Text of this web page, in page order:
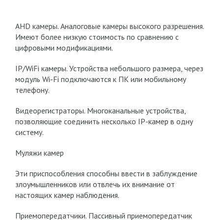
AHD камеры. Аналоговые камеры высокого разрешения.
Имеют более низкую стоимость по сравнению с
цифровыми модификациями.
IP/WiFi камеры. Устройства небольшого размера, через
модуль Wi-Fi подключаются к ПК или мобильному
телефону.
Видеорегистраторы. Многоканальные устройства,
позволяющие соединить несколько IP-камер в одну
систему.
Муляжи камер
Эти приспособления способны ввести в заблуждение
злоумышленников или отвлечь их внимание от
настоящих камер наблюдения.
Приемопередатчики. Пассивный приемопередатчик